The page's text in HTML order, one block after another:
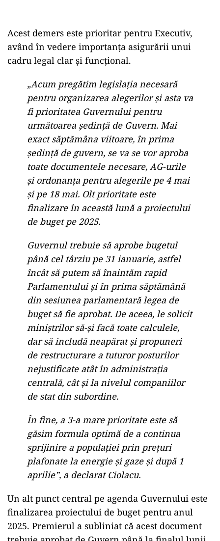
Acest demers este prioritar pentru Executiv,
având în vedere importanța asigurării unui
cadru legal clar și funcțional.
„Acum pregătim legislația necesară
pentru organizarea alegerilor și asta va
fi prioritatea Guvernului pentru
următoarea ședință de Guvern. Mai
exact săptămâna viitoare, în prima
ședință de guvern, se va se vor aproba
toate documentele necesare, AG-urile
și ordonanța pentru alegerile pe 4 mai
și pe 18 mai. Olt prioritate este
finalizare în această lună a proiectului
de buget pe 2025.
Guvernul trebuie să aprobe bugetul
până cel târziu pe 31 ianuarie, astfel
încât să putem să înaintăm rapid
Parlamentului și în prima săptămână
din sesiunea parlamentară legea de
buget să fie aprobat. De aceea, le solicit
miniștrilor să-și facă toate calculele,
dar să includă neapărat și propuneri
de restructurare a tuturor posturilor
nejustificate atât în administrația
centrală, cât și la nivelul companiilor
de stat din subordine.
În fine, a 3-a mare prioritate este să
găsim formula optimă de a continua
sprijinire a populației prin prețuri
plafonate la energie și gaze și după 1
aprilie”, a declarat Ciolacu.
Un alt punct central pe agenda Guvernului este
finalizarea proiectului de buget pentru anul
2025. Premierul a subliniat că acest document